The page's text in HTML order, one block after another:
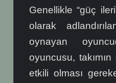
Genellikle “güç
olarak
oynayan
oyuncusu,
etkili olması